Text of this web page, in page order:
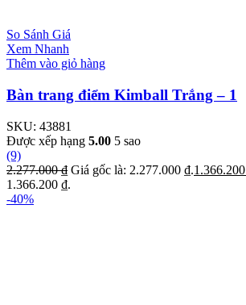
So Sánh Giá
Xem Nhanh
Thêm vào giỏ hàng
Bàn trang điểm Kimball Trắng – 1
SKU: 43881
Được xếp hạng 5.00 5 sao
(9)
2.277.000₫ Giá gốc là: 2.277.000 ₫.1.366.200
1.366.200 ₫.
-40%